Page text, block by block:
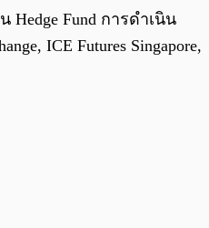
Fund การดำเนิน
ICE Futures Singapore,